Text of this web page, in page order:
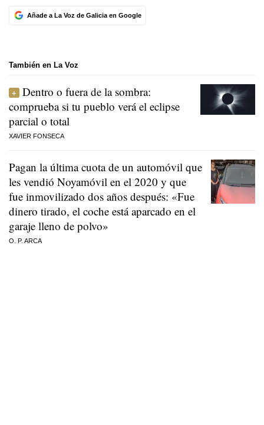
Añade a La Voz de Galicia en Google
También en La Voz
Dentro o fuera de la sombra:
comprueba si tu pueblo verá el eclipse
parcial o total
XAVIER FONSECA
Pagan la última cuota de un automóvil que
les vendió Noyamóvil en el 2020 y que
fue inmovilizado dos años después: «Fue
dinero tirado, el coche está aparcado en el
garaje lleno de polvo»
O. P. ARCA